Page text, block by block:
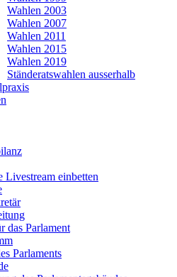
Wahlen 2003
Wahlen 2007
Wahlen 2011
Wahlen 2015
Wahlen 2019
Ständeratswahlen ausserhalb
Livestream einbetten
das Parlament
Parlaments